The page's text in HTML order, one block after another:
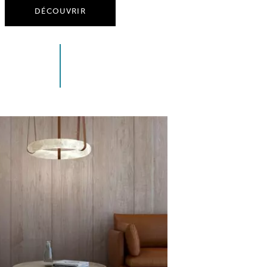
DÉCOUVRIR